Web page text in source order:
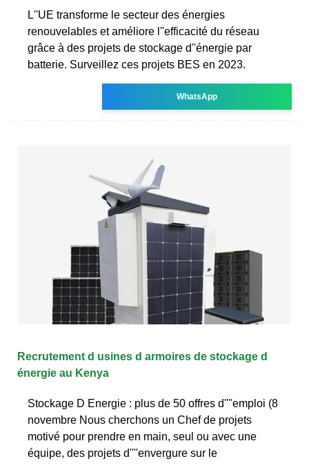
L''UE transforme le secteur des énergies
renouvelables et améliore l''efficacité du réseau
grâce à des projets de stockage d''énergie par
batterie. Surveillez ces projets BES en 2023.
WhatsApp
Recrutement d usines d armoires de stockage d
énergie au Kenya
Stockage D Energie : plus de 50 offres d''''emploi (8
novembre Nous cherchons un Chef de projets
motivé pour prendre en main, seul ou avec une
équipe, des projets d''''envergure sur le